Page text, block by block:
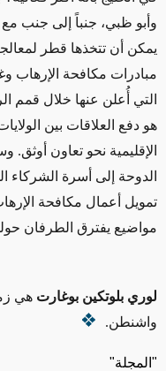
وأبو ظبي، جنباً إلى جنب مع
يمكن أن تتخذها قطر
مبادرات مكافحة الإرهاب
التي أُعلن عنها خلال قمم
هو دفع العلاقات بين
الإقليمية نحو تعاون
الدوحة إلى أسرة الشركاء
تمويل أعمال مكافحة
مواضيع يفترق الطرفان
لوري بلوتكين بوغارت هي
واشنطن.
"المجلة"